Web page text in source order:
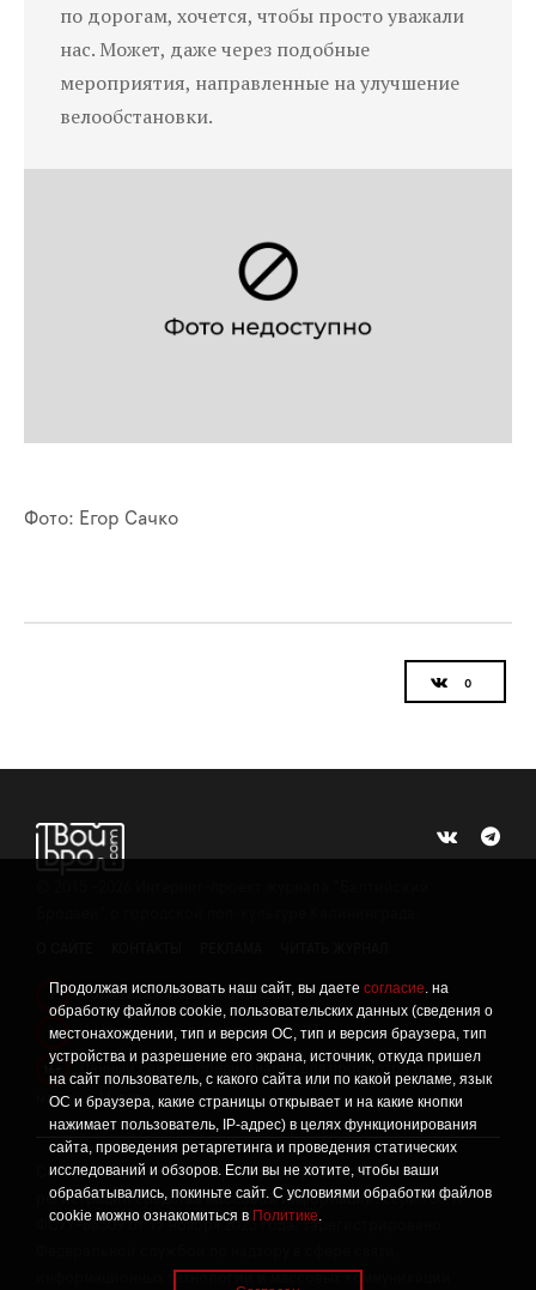
Продолжая использовать наш сайт, вы даете согласие. на
обработку файлов cookie, пользовательских данных (сведения о
местонахождении, тип и версия ОС, тип и версия браузера, тип
устройства и разрешение его экрана, источник, откуда пришел
на сайт пользователь, с какого сайта или по какой рекламе, язык
ОС и браузера, какие страницы открывает и на какие кнопки
нажимает пользователь, IP-адрес) в целях функционирования
сайта, проведения ретаргетинга и проведения статических
исследований и обзоров. Если вы не хотите, чтобы ваши
обрабатывались, покиньте сайт. С условиями обработки файлов
cookie можно ознакомиться в Политике.
по дорогам, хочется, чтобы просто уважали
нас. Может, даже через подобные
мероприятия, направленные на улучшение
велообстановки.
Фото: Егор Сачко
! Политика конфиденциальности
! Информация о проведении СОУТ
Данный сайт не предназначен для просмотра лицам
младше 16 лет.
Сетевое издание «Твой Бро», реестровая запись о
регистрации средства массовой информации: серия Эл №
ФС77-86309 от 17 ноября 2023 года, зарегистрировано